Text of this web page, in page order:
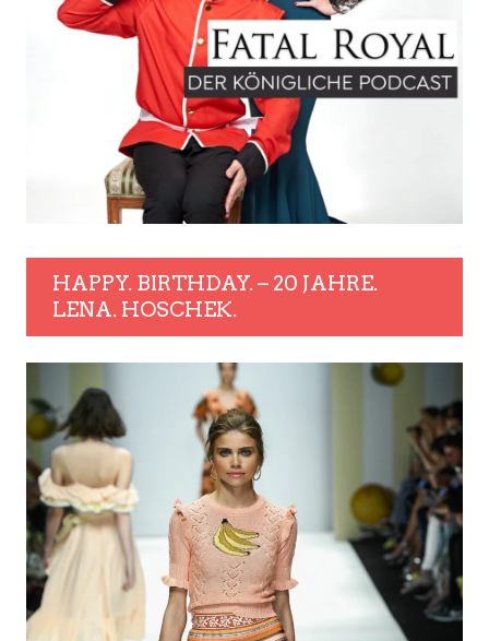
HAPPY. BIRTHDAY. – 20 JAHRE.
LENA. HOSCHEK.